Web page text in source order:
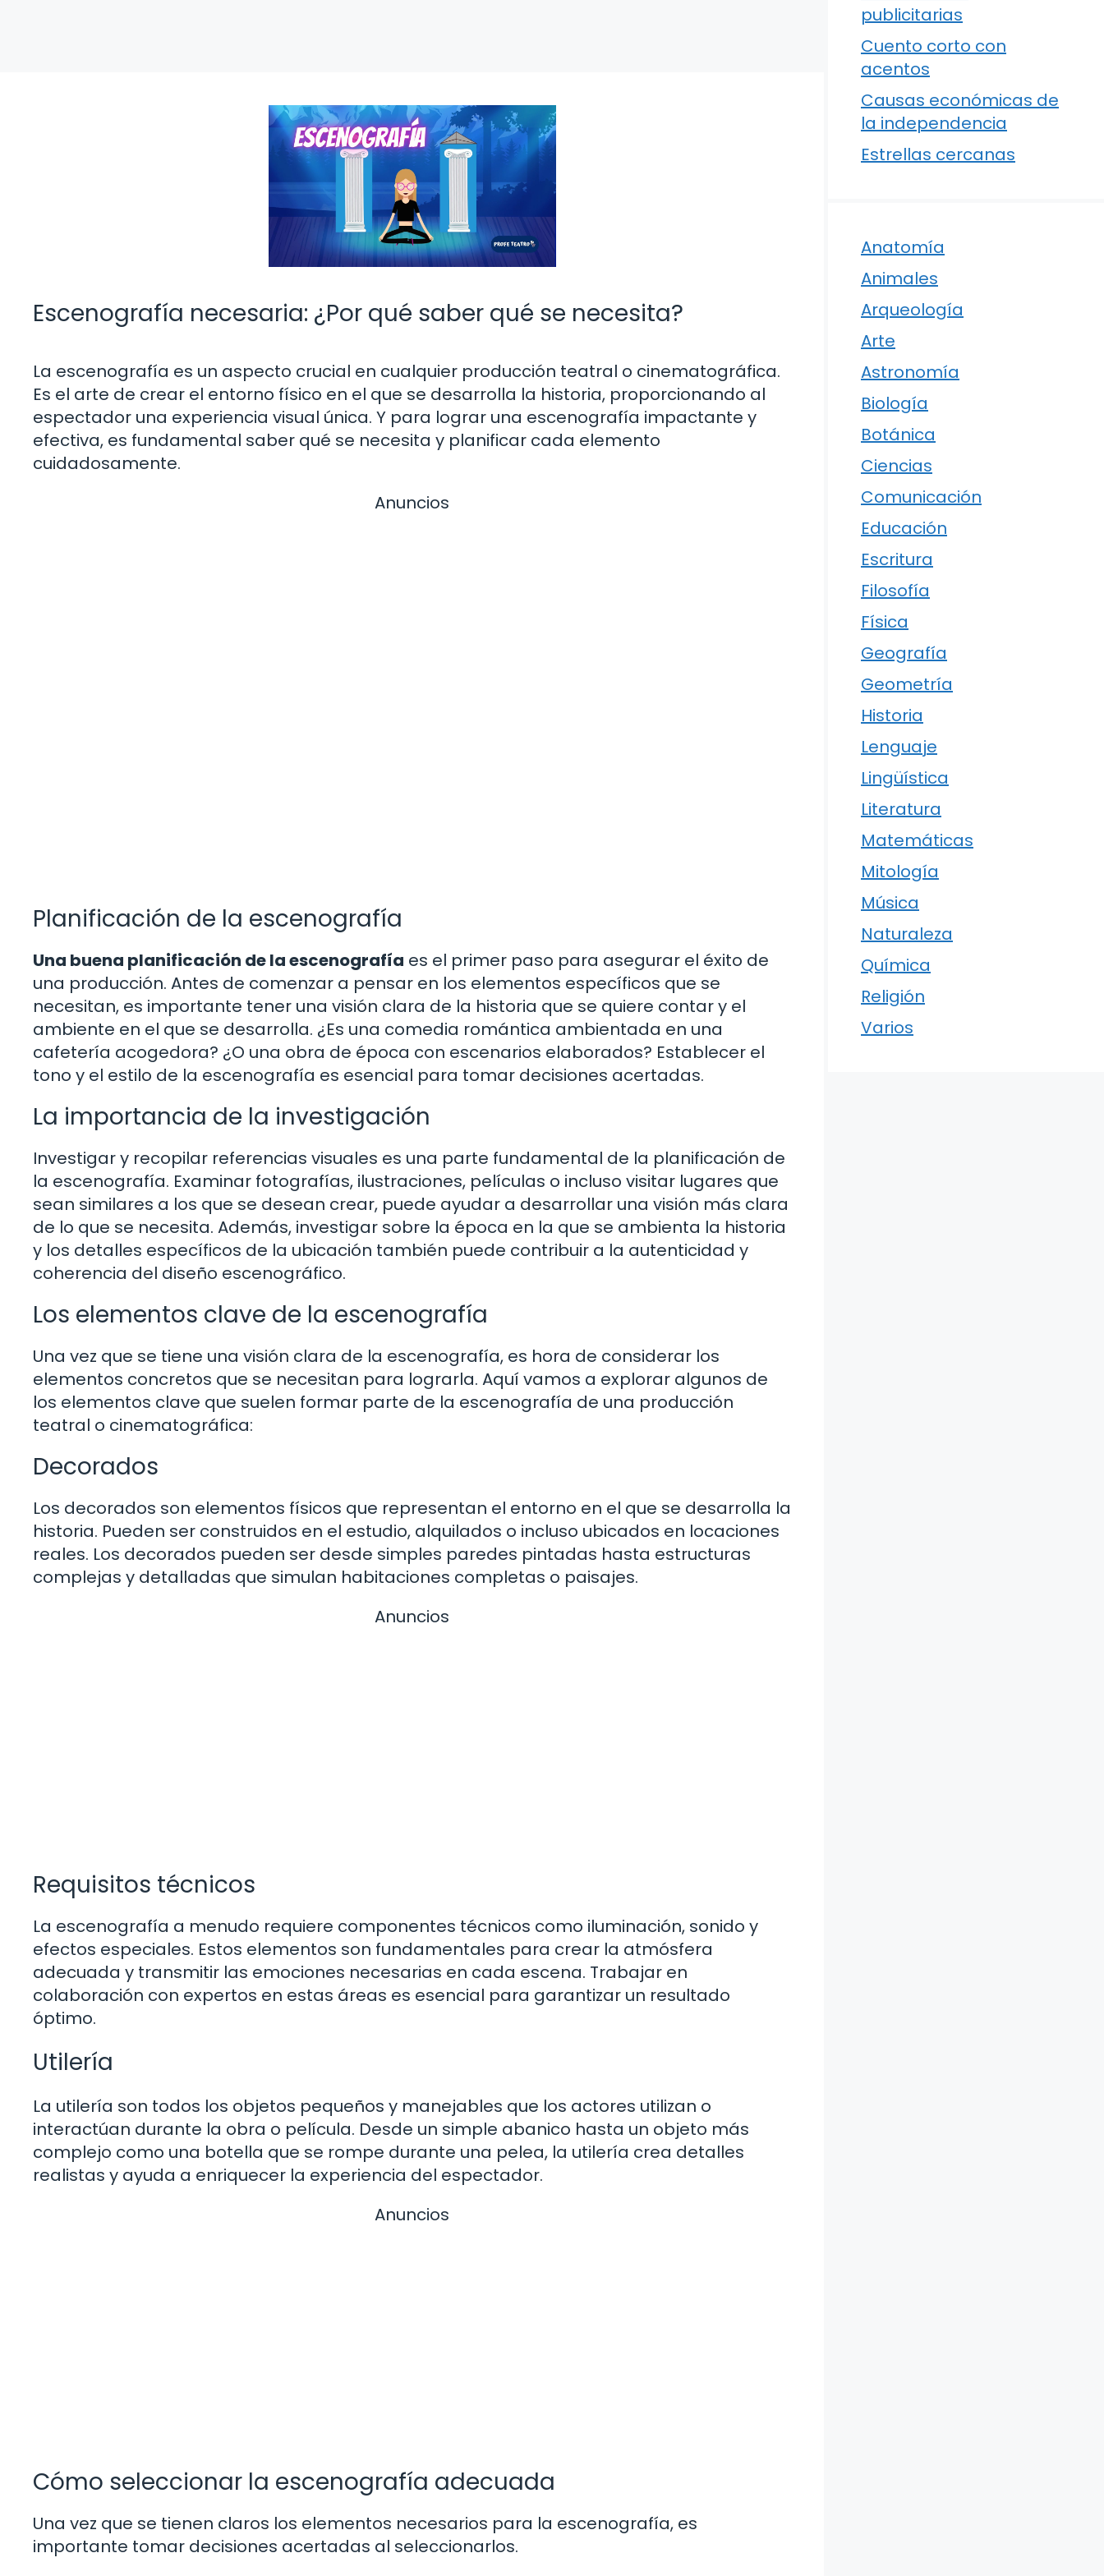
Escenografía necesaria: ¿Por qué saber qué se necesita?
La escenografía es un aspecto crucial en cualquier producción teatral o cinematográfica.
Es el arte de crear el entorno físico en el que se desarrolla la historia, proporcionando al
espectador una experiencia visual única. Y para lograr una escenografía impactante y
efectiva, es fundamental saber qué se necesita y planificar cada elemento
cuidadosamente.
Anuncios
Planificación de la escenografía
Una buena planificación de la escenografía es el primer paso para asegurar el éxito de
una producción. Antes de comenzar a pensar en los elementos específicos que se
necesitan, es importante tener una visión clara de la historia que se quiere contar y el
ambiente en el que se desarrolla. ¿Es una comedia romántica ambientada en una
cafetería acogedora? ¿O una obra de época con escenarios elaborados? Establecer el
tono y el estilo de la escenografía es esencial para tomar decisiones acertadas.
La importancia de la investigación
Investigar y recopilar referencias visuales es una parte fundamental de la planificación de
la escenografía. Examinar fotografías, ilustraciones, películas o incluso visitar lugares que
sean similares a los que se desean crear, puede ayudar a desarrollar una visión más clara
de lo que se necesita. Además, investigar sobre la época en la que se ambienta la historia
y los detalles específicos de la ubicación también puede contribuir a la autenticidad y
coherencia del diseño escenográfico.
Los elementos clave de la escenografía
Una vez que se tiene una visión clara de la escenografía, es hora de considerar los
elementos concretos que se necesitan para lograrla. Aquí vamos a explorar algunos de
los elementos clave que suelen formar parte de la escenografía de una producción
teatral o cinematográfica:
Decorados
Los decorados son elementos físicos que representan el entorno en el que se desarrolla la
historia. Pueden ser construidos en el estudio, alquilados o incluso ubicados en locaciones
reales. Los decorados pueden ser desde simples paredes pintadas hasta estructuras
complejas y detalladas que simulan habitaciones completas o paisajes.
Anuncios
Requisitos técnicos
La escenografía a menudo requiere componentes técnicos como iluminación, sonido y
efectos especiales. Estos elementos son fundamentales para crear la atmósfera
adecuada y transmitir las emociones necesarias en cada escena. Trabajar en
colaboración con expertos en estas áreas es esencial para garantizar un resultado
óptimo.
Utilería
La utilería son todos los objetos pequeños y manejables que los actores utilizan o
interactúan durante la obra o película. Desde un simple abanico hasta un objeto más
complejo como una botella que se rompe durante una pelea, la utilería crea detalles
realistas y ayuda a enriquecer la experiencia del espectador.
Anuncios
Cómo seleccionar la escenografía adecuada
Una vez que se tienen claros los elementos necesarios para la escenografía, es
importante tomar decisiones acertadas al seleccionarlos.
publicitarias
Cuento corto con
acentos
Causas económicas de
la independencia
Estrellas cercanas
Anatomía
Animales
Arqueología
Arte
Astronomía
Biología
Botánica
Ciencias
Comunicación
Educación
Escritura
Filosofía
Física
Geografía
Geometría
Historia
Lenguaje
Lingüística
Literatura
Matemáticas
Mitología
Música
Naturaleza
Química
Religión
Varios